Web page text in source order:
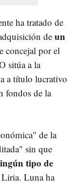
ha tratado de
de un
concejal por el
sitúa a la
a título lucrativo
fondos de la
de la
sin que
tipo de
Luna ha